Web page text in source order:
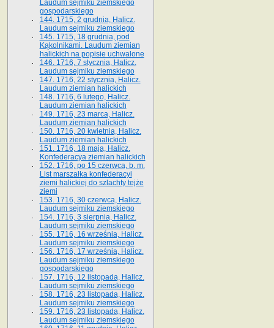
Laudum sejmiku ziemskiego
gospodarskiego
144. 1715, 2 grudnia, Halicz.
Laudum sejmiku ziemskiego
145. 1715, 18 grudnia, pod
Kąkolnikami. Laudum ziemian
halickich na popisie uchwalone
146. 1716, 7 stycznia, Halicz.
Laudum sejmiku ziemskiego
147. 1716, 22 stycznia, Halicz.
Laudum ziemian halickich
148. 1716, 6 lutego, Halicz.
Laudum ziemian halickich
149. 1716, 23 marca, Halicz.
Laudum ziemian halickich
150. 1716, 20 kwietnia, Halicz.
Laudum ziemian halickich
151. 1716, 18 maja, Halicz.
Konfederacya ziemian halickich
152. 1716, po 15 czerwca, b. m.
List marszałka konfederacyi
ziemi halickiej do szlachty tejże
ziemi
153. 1716, 30 czerwca, Halicz.
Laudum sejmiku ziemskiego
154. 1716, 3 sierpnia, Halicz.
Laudum sejmiku ziemskiego
155. 1716, 16 września, Halicz.
Laudum sejmiku ziemskiego
156. 1716, 17 września, Halicz.
Laudum sejmiku ziemskiego
gospodarskiego
157. 1716, 12 listopada, Halicz.
Laudum sejmiku ziemskiego
158. 1716, 23 listopada, Halicz.
Laudum sejmiku ziemskiego
159. 1716, 23 listopada, Halicz.
Laudum sejmiku ziemskiego